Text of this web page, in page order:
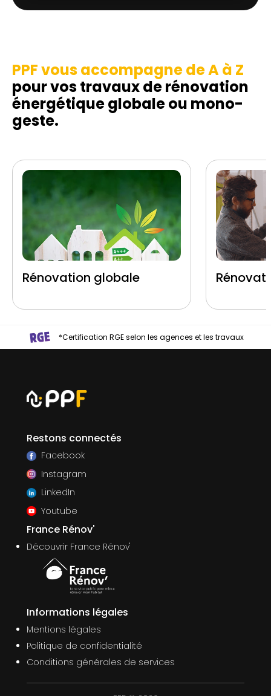
PPF vous accompagne de A à Z
pour vos travaux de rénovation
énergétique globale ou mono-
geste.
Rénovation globale
*Certification RGE selon les agences et les travaux
Restons connectés
Facebook
Instagram
LinkedIn
Youtube
France Rénov'
Découvrir France Rénov'
Informations légales
Mentions légales
Politique de confidentialité
Conditions générales de services